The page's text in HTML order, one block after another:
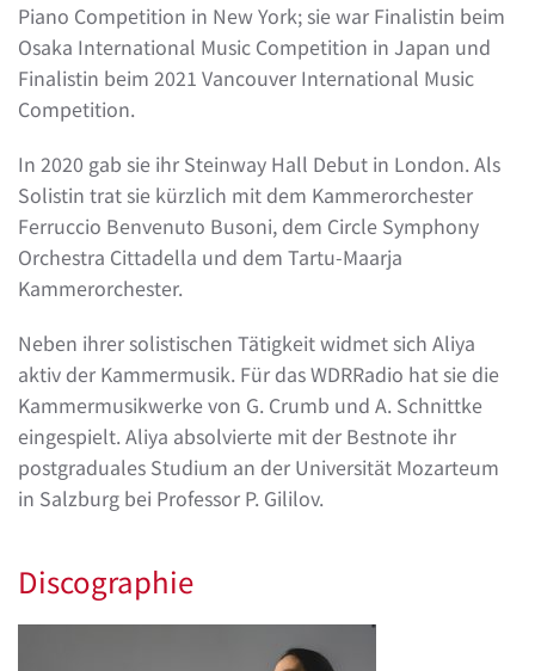
Piano Competition in New York; sie war Finalistin beim
Osaka International Music Competition in Japan und
Finalistin beim 2021 Vancouver International Music
Competition.
In 2020 gab sie ihr Steinway Hall Debut in London. Als
Solistin trat sie kürzlich mit dem Kammerorchester
Ferruccio Benvenuto Busoni, dem Circle Symphony
Orchestra Cittadella und dem Tartu-Maarja
Kammerorchester.
Neben ihrer solistischen Tätigkeit widmet sich Aliya
aktiv der Kammermusik. Für das WDRRadio hat sie die
Kammermusikwerke von G. Crumb und A. Schnittke
eingespielt. Aliya absolvierte mit der Bestnote ihr
postgraduales Studium an der Universität Mozarteum
in Salzburg bei Professor P. Gililov.
Discographie